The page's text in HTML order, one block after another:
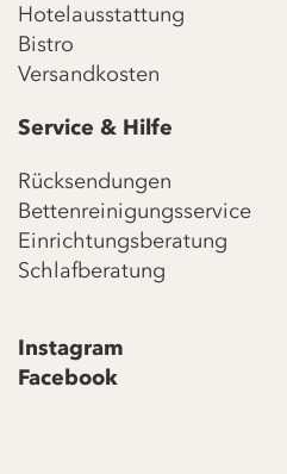
Hotelausstattung
Bistro
Versandkosten
Service & Hilfe
Rücksendungen
Bettenreinigungsservice
Einrichtungsberatung
Schlafberatung
Instagram
Facebook